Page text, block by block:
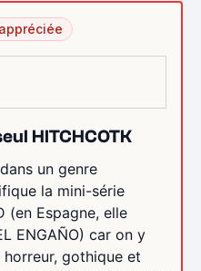
HITCHCOTK
un genre
la mini-série
(en Espagne, elle
ENGAÑO) car on y
gothique et